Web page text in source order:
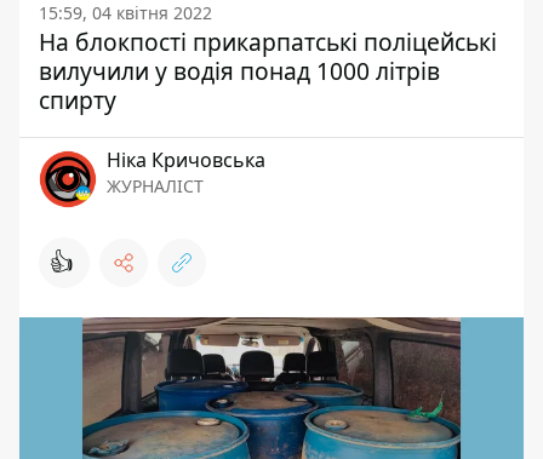
15:59, 04 квітня 2022
На блокпості прикарпатські поліцейські
вилучили у водія понад 1000 літрів
спирту
Ніка Кричовська
ЖУРНАЛІСТ
👍